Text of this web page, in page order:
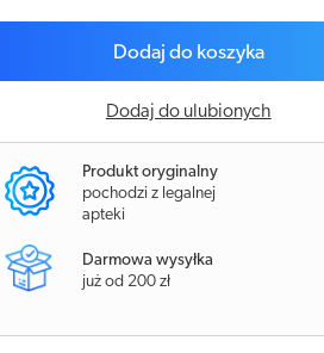
Dodaj do koszyka
Dodaj do ulubionych
Produkt oryginalny
pochodzi z legalnej
apteki
Darmowa wysyłka
już od 200 zł